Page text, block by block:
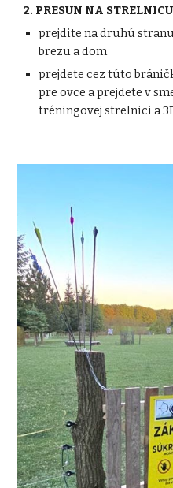
2. PRESUN NA
prejdite na druhú
brezu a dom
prejdete cez túto
pre ovce a prejdete v
tréningovej strelnici a